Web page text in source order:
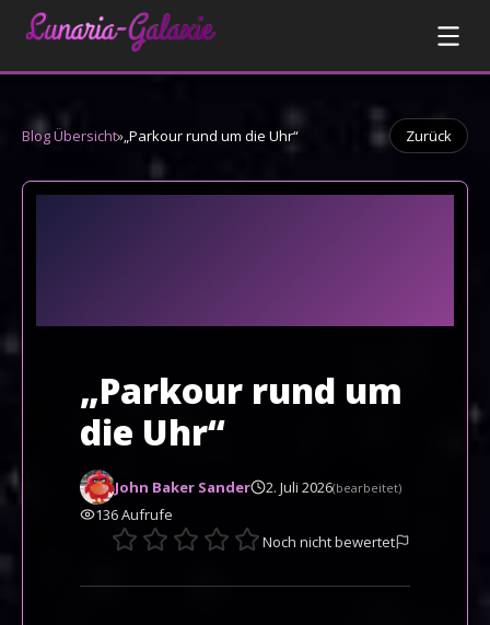
Blog Übersicht»„Parkour rund um die Uhr“ Zurück
„Parkour rund um
die Uhr“
John Baker Sander 2. Juli 2026(bearbeitet)
136Aufrufe
Noch nicht bewertet